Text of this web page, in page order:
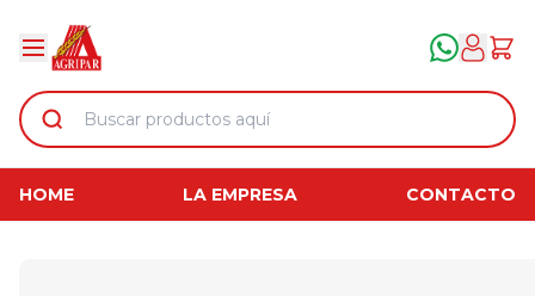
HOME LA EMPRESA CONTACTO